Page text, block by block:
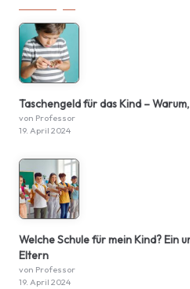
Taschengeld für das Kind –
von Professor
19. April 2024
Welche Schule für mein Kind? Ein
Eltern
von Professor
19. April 2024